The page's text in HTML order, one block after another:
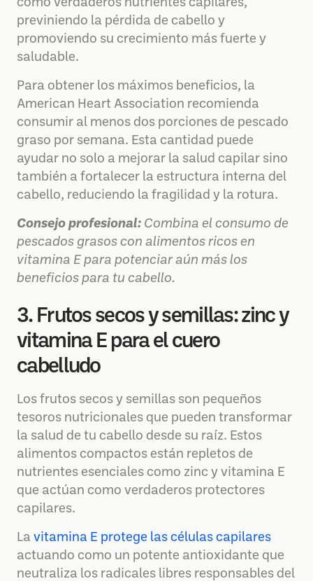
como verdaderos nutrientes capilares,
previniendo la pérdida de cabello y
promoviendo su crecimiento más fuerte y
saludable.
Para obtener los máximos beneficios, la
American Heart Association recomienda
consumir al menos dos porciones de pescado
graso por semana. Esta cantidad puede
ayudar no solo a mejorar la salud capilar sino
también a fortalecer la estructura interna del
cabello, reduciendo la fragilidad y la rotura.
Consejo profesional: Combina el consumo de
pescados grasos con alimentos ricos en
vitamina E para potenciar aún más los
beneficios para tu cabello.
3. Frutos secos y semillas: zinc y
vitamina E para el cuero
cabelludo
Los frutos secos y semillas son pequeños
tesoros nutricionales que pueden transformar
la salud de tu cabello desde su raíz. Estos
alimentos compactos están repletos de
nutrientes esenciales como zinc y vitamina E
que actúan como verdaderos protectores
capilares.
La vitamina E protege las células capilares
actuando como un potente antioxidante que
neutraliza los radicales libres responsables del